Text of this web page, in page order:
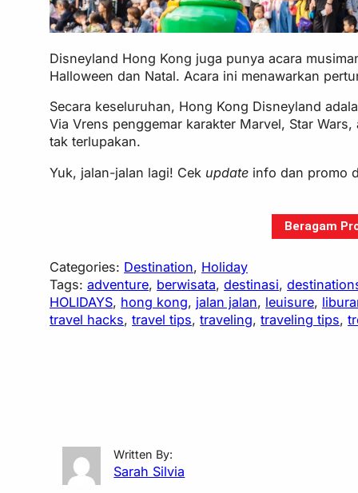
Disneyland Hong Kong juga punya acara
Halloween dan Natal. Acara ini menawarkan
Secara keseluruhan, Hong Kong Disneyland
Via Vrens penggemar karakter Marvel, Star
tak terlupakan.
Yuk, jalan-jalan lagi! Cek update info dan promo
Beragam
Categories: Destination, Holiday
Tags:adventure, berwisata, destinasi,
HOLIDAYS, hong kong, jalan jalan, leuisure,
travel hacks, travel tips, traveling, traveling tips,
Written By:
Sarah Silvia